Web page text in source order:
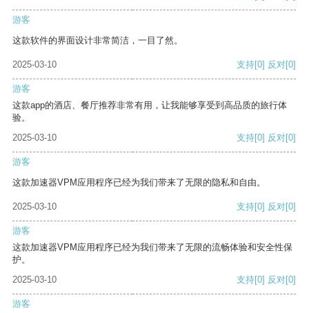
游客
这款软件的界面设计非常简洁，一目了然。
2025-03-10 支持[0] 反对[0]
游客
这款app的酒店、餐厅推荐非常有用，让我能够享受到高品质的旅行体
验。
2025-03-10
支持[0] 反对[0]
游客
这款加速器VPM应用程序已经为我们带来了无限的隐私和自由。
2025-03-10 支持[0] 反对[0]
游客
这款加速器VPM应用程序已经为我们带来了无限的流畅体验和安全性保
护。
2025-03-10
支持[0] 反对[0]
游客